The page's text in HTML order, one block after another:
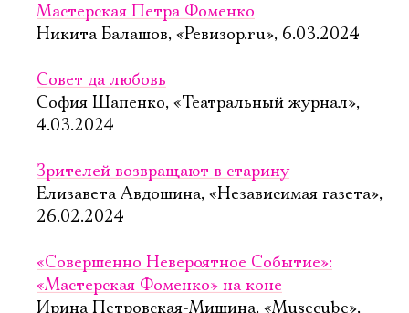
Мастерская Петра Фоменко
Никита Балашов, «Ревизор.ru», 6.03.2024
Совет да любовь
София Шапенко, «Театральный журнал»,
4.03.2024
Зрителей возвращают в старину
Елизавета Авдошина, «Независимая газета»,
26.02.2024
«Совершенно Невероятное Событие»:
«Мастерская Фоменко» на коне
Ирина Петровская-Мишина, «Musecube»,